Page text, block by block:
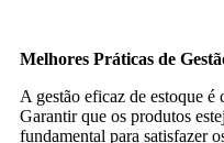
Melhores Práticas de
A gestão eficaz de estoque
Garantir que os produtos
fundamental para satisfazer